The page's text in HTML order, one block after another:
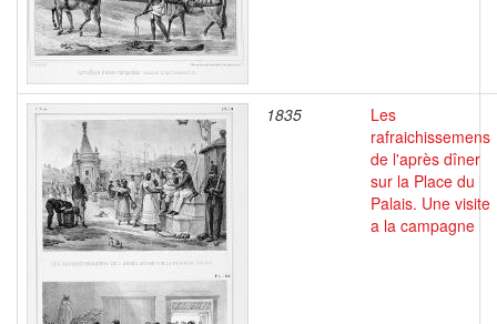
1835
Les
rafraichissemens
de l'après dîner
sur la Place du
Palais. Une visite
a la campagne